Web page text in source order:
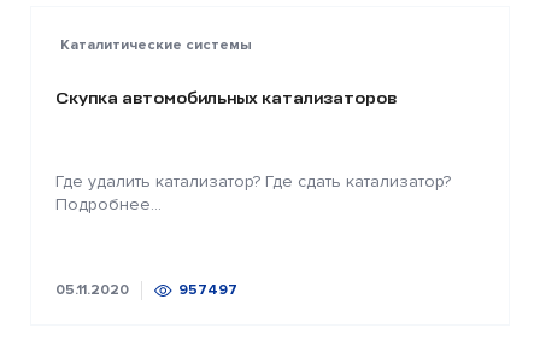
Каталитические системы
Скупка автомобильных катализаторов
Где удалить катализатор? Где сдать катализатор?
Подробнее...
05.11.2020 957497